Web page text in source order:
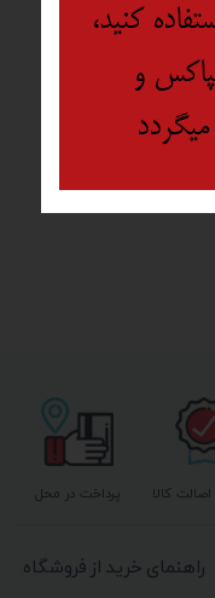
پرداخت در محل کالا
راهنمای خرید از فروشگاه
کنید،
و